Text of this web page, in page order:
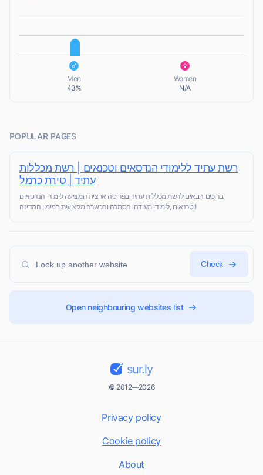
L
Men
43%
Women
N/A
POPULAR PAGES
רשת עתיד ללימודי הנדסאים וטכנאים | רשת מכללות
עתיד | טירת כרמל
ברוכים הבאים לרשת מכללות עתיד בפריסה ארצית המציעה לימודי הנדסאים
וטכנאים ,לימודי תעודה והסמכה והכשרה מקצועית במימון המדינה!
Check
Open neighbouring websites list
sur.ly
© 2012—2026
Privacy policy
Cookie policy
About